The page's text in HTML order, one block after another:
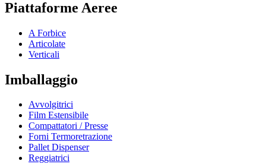
Piattaforme Aeree
A Forbice
Articolate
Verticali
Imballaggio
Avvolgitrici
Film Estensibile
Compattatori / Presse
Forni Termoretrazione
Pallet Dispenser
Reggiatrici